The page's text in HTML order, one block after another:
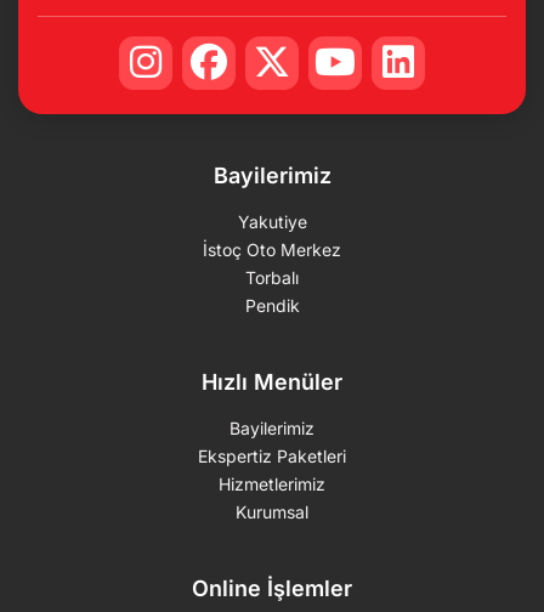
Bayilerimiz
Yakutiye
İstoç Oto Merkez
Torbalı
Pendik
Hızlı Menüler
Bayilerimiz
Ekspertiz Paketleri
Hizmetlerimiz
Kurumsal
Online İşlemler